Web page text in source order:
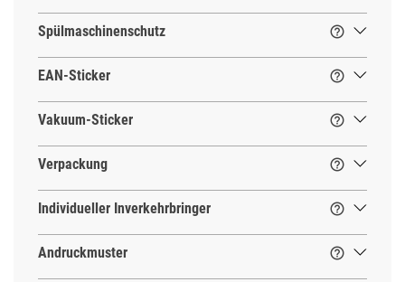

Spülmaschinenschutz

EAN-Sticker

Vakuum-Sticker

Verpackung

Individueller Inverkehrbringer

Andruckmuster